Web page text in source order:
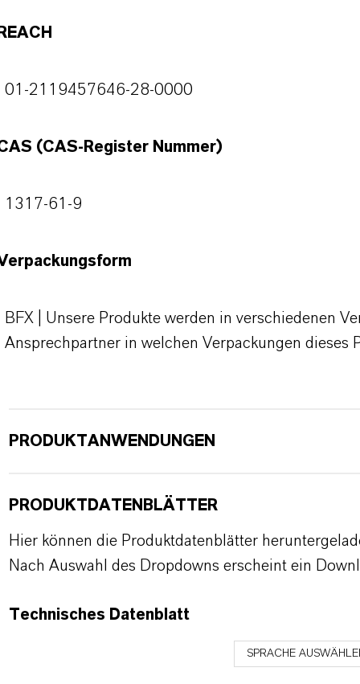
01-2119457646-28-0000
(CAS-Register Nummer)
1317-61-9
BFX | Unsere Produkte werden in verschiedenen
Ansprechpartner in welchen Verpackungen dieses
PRODUKTANWENDUNGEN
PRODUKTDATENBLÄTTER
Hier können die Produktdatenblätter
Nach Auswahl des Dropdowns erscheint ein
Technisches Datenblatt
SPRACHE